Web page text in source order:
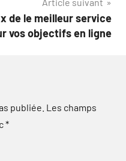
de le meilleur service
vos objectifs en ligne
publiée. Les champs
*